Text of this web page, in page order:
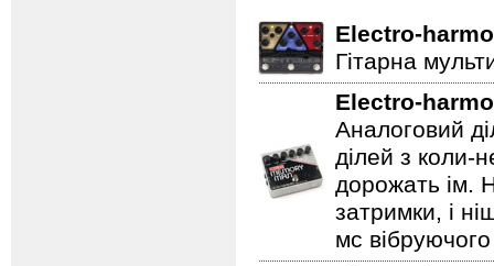
Electro-
Гітарна
Electro-
Аналоговий
ділей з коли-
дорожать ім.
затримки, і
мс